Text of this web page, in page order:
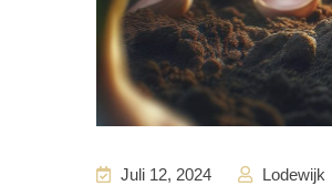
Juli 12, 2024 Lodewijk